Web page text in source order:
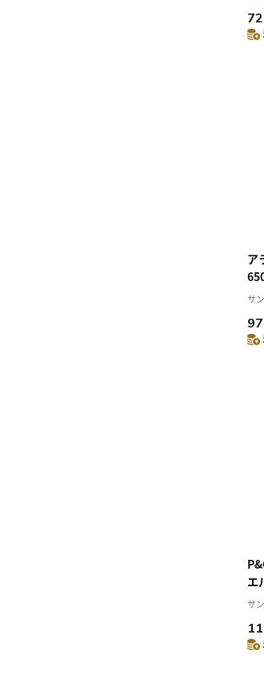
ア
サ
エ
ト
サ